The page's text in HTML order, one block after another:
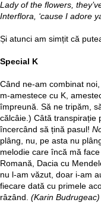
Lady of the flowers,
Interflora, ‘cause I adore
Și atunci am simțit că
Special K
Când ne-am combinat
m-amestece cu K,
împreună. Să ne tripăm,
călcâie.) Câtă transpirație
încercând să țină pasul! N
plâng, nu, pe asta nu
melodie care încă mă
Romană, Dacia cu
nu l-am văzut, doar i-am
fiecare dată cu primele
râzând. (Karin Budrugeac)